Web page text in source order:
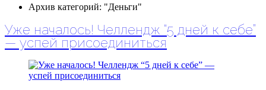
Архив категорий: "Деньги"
Уже началось! Челлендж “5 дней к себе”
— успей присоединиться